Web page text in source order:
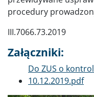
procedury
III.7066.73.2019
Załączniki:
Dokument
Do ZUS o
10.12.2019.pdf